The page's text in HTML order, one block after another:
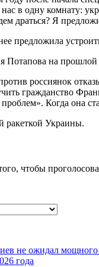
в одну комнату:
драться? Я
предложила
Потапова на
россиянок
гражданство
Когда она
ракеткой Украины.
чтобы
не ожидал
года